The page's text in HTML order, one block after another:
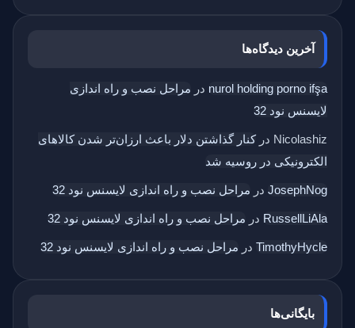
آخرین دیدگاه‌ها
nurol holding porno ifşa در مراحل نصب و راه اندازی
لایسنس نود 32
Nicolashiz درکنار گذاشتن دلار باعث ارزان‌تر شدن کالاهای
الکترونیکی در روسیه شد
JosephNog در مراحل نصب و راه اندازی لایسنس نود 32
RussellLiAla در مراحل نصب و راه اندازی لایسنس نود 32
TimothyHycle در مراحل نصب و راه اندازی لایسنس نود 32
بایگانی‌ها